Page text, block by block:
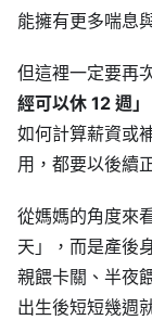
能擁有更多喘息
但這裡一定要再
經可以休 12 週」
如何計算薪資或
用，都要以後續
從媽媽的角度來
天」，而是產後
親餵卡關、半夜
出生後短短幾週